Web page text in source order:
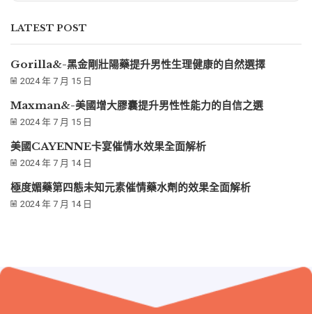
LATEST POST
Gorilla&-黑金剛壯陽藥提升男性生理健康的自然選擇
2024 年 7 月 15 日
Maxman&-美國增大膠囊提升男性性能力的自信之選
2024 年 7 月 15 日
美國CAYENNE卡宴催情水效果全面解析
2024 年 7 月 14 日
極度媚藥第四態未知元素催情藥水劑的效果全面解析
2024 年 7 月 14 日